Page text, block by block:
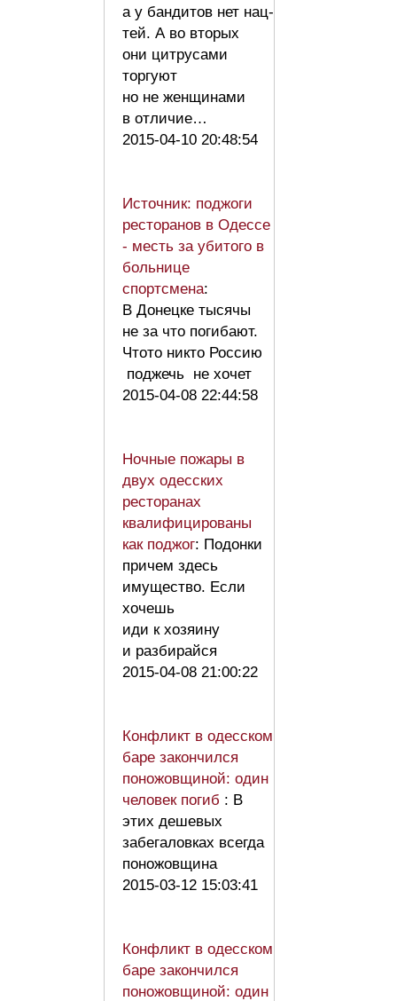
а у бандитов нет нац-
тей. А во вторых
они цитрусами
торгуют
но не женщинами
в отличие…
2015-04-10 20:48:54
Источник: поджоги
ресторанов в Одессе
- месть за убитого в
больнице
спортсмена:
В Донецке тысячы
не за что погибают.
Чтото никто Россию
поджечь не хочет
2015-04-08 22:44:58
Ночные пожары в
двух одесских
ресторанах
квалифицированы
как поджог: Подонки
причем здесь
имущество. Если
хочешь
иди к хозяину
и разбирайся
2015-04-08 21:00:22
Конфликт в одесском
баре закончился
поножовщиной: один
человек погиб : В
этих дешевых
забегаловках всегда
поножовщина
2015-03-12 15:03:41
Конфликт в одесском
баре закончился
поножовщиной: один